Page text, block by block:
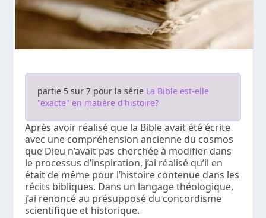
partie 5 sur 7 pour la série La Bible est-elle
"exacte" en matière d'histoire?
Après avoir réalisé que la Bible avait été écrite
avec une compréhension ancienne du cosmos
que Dieu n’avait pas cherchée à modifier dans
le processus d’inspiration, j’ai réalisé qu’il en
était de même pour l’histoire contenue dans les
récits bibliques. Dans un langage théologique,
j’ai renoncé au présupposé du concordisme
scientifique et historique.